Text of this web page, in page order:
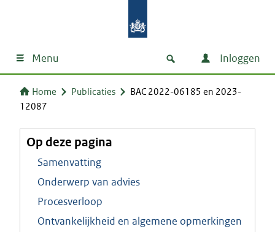
Menu Inloggen
Home Publicaties
BAC 2022-06185 en 2023-
12087
Op deze pagina
Samenvatting
Onderwerp van advies
Procesverloop
Ontvankelijkheid en algemene opmerkingen